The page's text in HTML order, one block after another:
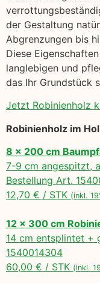
der Gestaltung
Abgrenzungen bis
Diese
langlebigen und
das Ihr Grundstück
Jetzt Robinienholz
Robinienholz im
8 x 200 cm
7-9 cm
Bestellung Art.
12,70 € / STK (inkl.
12 x 300 cm
14 cm entsplintet
1540014304
60,00 € / STK (inkl.